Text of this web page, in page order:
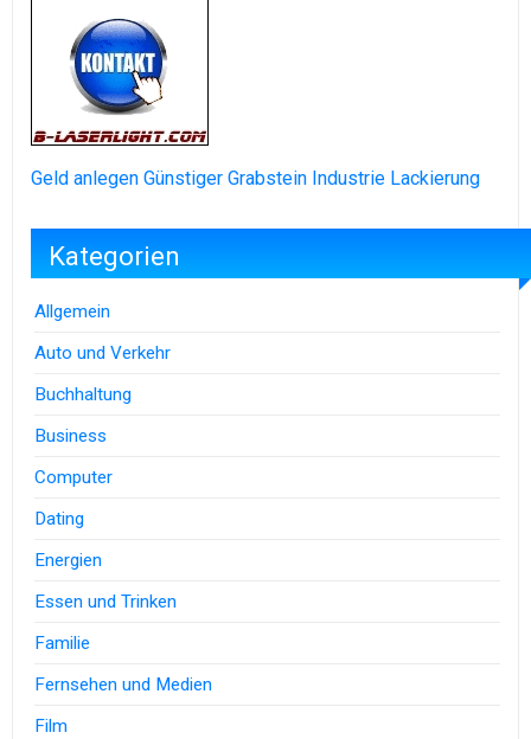
Geld anlegen Günstiger Grabstein Industrie Lackierung
Kategorien
Allgemein
Auto und Verkehr
Buchhaltung
Business
Computer
Dating
Energien
Essen und Trinken
Familie
Fernsehen und Medien
Film